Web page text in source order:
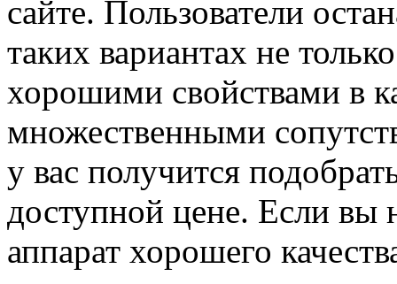
сайте. Пользователи
таких вариантах не
хорошими свойствами в
множественными
у вас получится
доступной цене. Если вы
аппарат хорошего